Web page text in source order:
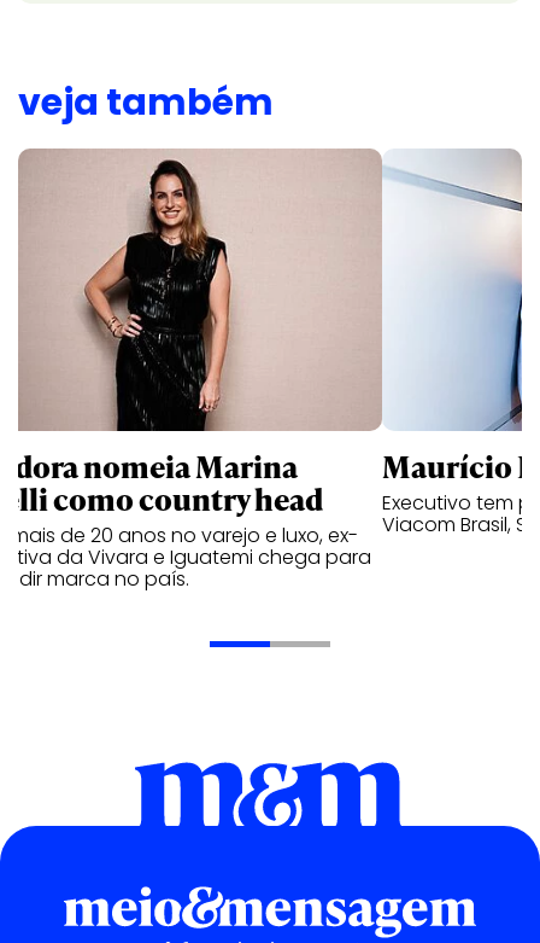
veja também
nomeia Marina
como country head
mais de 20 anos no varejo e luxo, ex-
da Vivara e Iguatemi chega para
marca no país.
Maurício
Executivo tem
Viacom Brasil,